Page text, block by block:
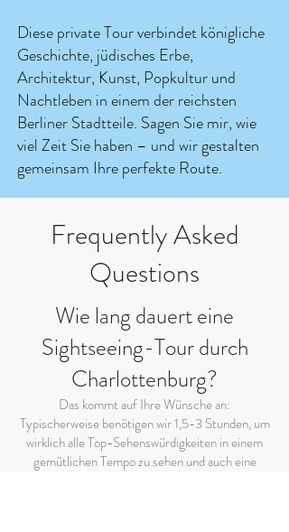
Diese private Tour verbindet königliche
Geschichte, jüdisches Erbe,
Architektur, Kunst, Popkultur und
Nachtleben in einem der reichsten
Berliner Stadtteile. Sagen Sie mir, wie
viel Zeit Sie haben – und wir gestalten
gemeinsam Ihre perfekte Route.
Frequently Asked
Questions
Wie lang dauert eine
Sightseeing-Tour durch
Charlottenburg?
Das kommt auf Ihre Wünsche an:
Typischerweise benötigen wir 1,5-3 Stunden, um
wirklich alle Top-Sehenswürdigkeiten in einem
gemütlichen Tempo zu sehen und auch eine